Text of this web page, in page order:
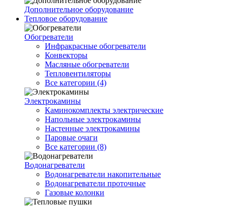
Дополнительное оборудование
Тепловое оборудование
Обогреватели
Инфракрасные обогреватели
Конвекторы
Масляные обогреватели
Тепловентиляторы
Все категории (4)
Электрокамины
Каминокомплекты электрические
Напольные электрокамины
Настенные электрокамины
Паровые очаги
Все категории (8)
Водонагреватели
Водонагреватели накопительные
Водонагреватели проточные
Газовые колонки